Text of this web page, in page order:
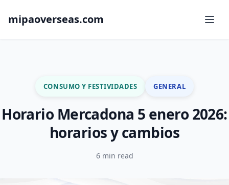
mipaoverseas.com
CONSUMO Y FESTIVIDADES GENERAL
Horario Mercadona 5 enero 2026:
horarios y cambios
6 min read